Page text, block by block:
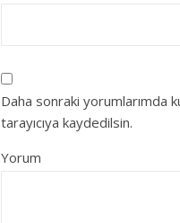
Daha sonraki yorumlarımda
tarayıcıya kaydedilsin.
Yorum